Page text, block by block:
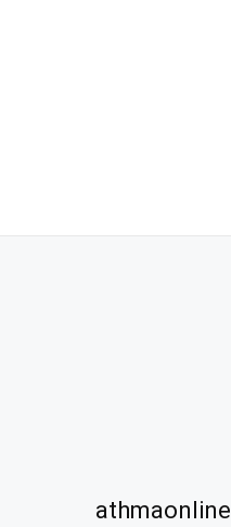
athmaonline